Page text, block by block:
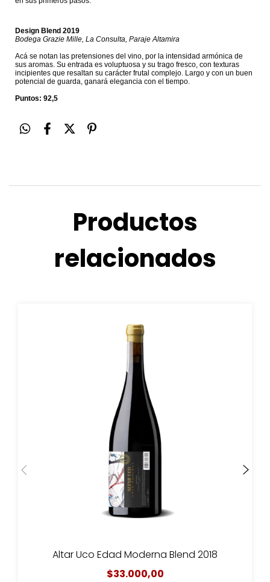
Design Blend 2019
Bodega Grazie Mille, La Consulta, Paraje Altamira
Acá se notan las pretensiones del vino, por la intensidad armónica de
sus aromas. Su entrada es voluptuosa y su trago fresco, con texturas
incipientes que resaltan su carácter frutal complejo. Largo y con un buen
potencial de guarda, ganará elegancia con el tiempo.
Puntos: 92,5
Productos
relacionados
Altar Uco Edad Moderna Blend 2018
$33.000,00